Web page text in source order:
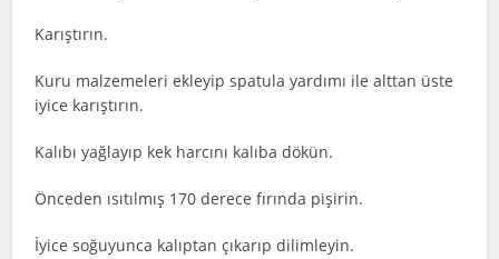
Karıştırın.
Kuru malzemeleri ekleyip spatula yardımı ile alttan üste
iyice karıştırın.
Kalıbı yağlayıp kek harcını kalıba dökün.
Önceden ısıtılmış 170 derece fırında pişirin.
İyice soğuyunca kalıptan çıkarıp dilimleyin.